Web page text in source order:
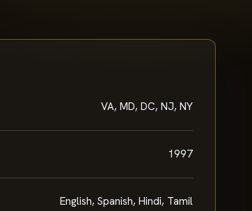
VA, MD, DC, NJ, NY
1997
English, Spanish, Hindi, Tamil